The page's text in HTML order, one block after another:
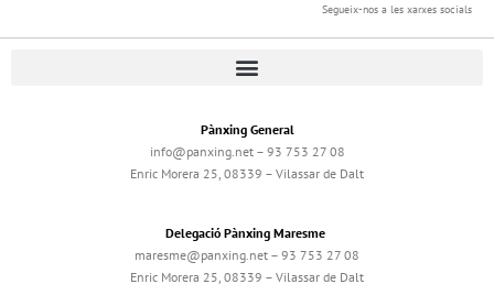
Segueix-nos a les xarxes socials
Pànxing General
info@panxing.net – 93 753 27 08
Enric Morera 25, 08339 – Vilassar de Dalt
Delegació Pànxing Maresme
maresme@panxing.net – 93 753 27 08
Enric Morera 25, 08339 – Vilassar de Dalt